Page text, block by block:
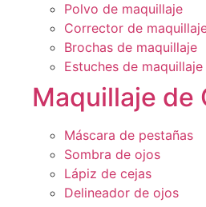
Polvo de maquillaje
Corrector de
Brochas de maquillaje
Estuches de maquillaje
Maquillaje de
Máscara de pestañas
Sombra de ojos
Lápiz de cejas
Delineador de ojos